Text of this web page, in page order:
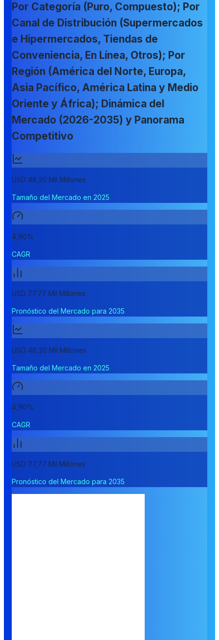
Por Categoría (Puro, Compuesto); Por
Canal de Distribución (Supermercados
e Hipermercados, Tiendas de
Conveniencia, En Línea, Otros); Por
Región (América del Norte, Europa,
Asia Pacífico, América Latina y Medio
Oriente y África); Dinámica del
Mercado (2026-2035) y Panorama
Competitivo
USD 48,20 Mil Millones
Tamaño del Mercado en 2025
4,90%
CAGR
USD 77,77 Mil Millones
Pronóstico del Mercado para 2035
USD 48,20 Mil Millones
Tamaño del Mercado en 2025
4,90%
CAGR
USD 77,77 Mil Millones
Pronóstico del Mercado para 2035